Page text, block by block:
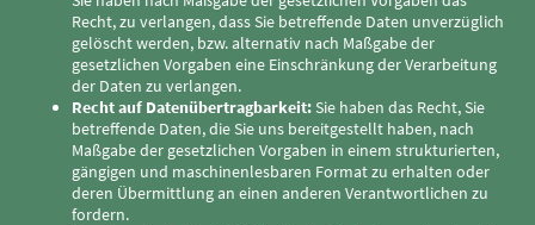
Recht, zu verlangen, dass Sie betreffende Daten unverzüglich
gelöscht werden, bzw. alternativ nach Maßgabe der
gesetzlichen Vorgaben eine Einschränkung der Verarbeitung
der Daten zu verlangen.
Recht auf Datenübertragbarkeit:Sie haben das Recht, Sie
betreffende Daten, die Sie uns bereitgestellt haben, nach
Maßgabe der gesetzlichen Vorgaben in einem strukturierten,
gängigen und maschinenlesbaren Format zu erhalten oder
deren Übermittlung an einen anderen Verantwortlichen zu
fordern.